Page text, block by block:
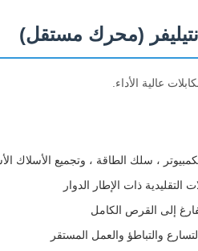
عالية الأداء.
، سلك الطاقة ، وتجميع الأسلاك
ذات الإطار الدوار
إلى القرص الكامل